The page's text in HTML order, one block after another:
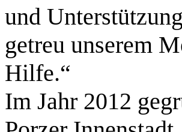
und
getreu unserem
Hilfe.“
Im Jahr 2012